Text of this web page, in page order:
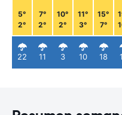
5°
2°
22
7°
2°
11
10°
2°
3
11°
3°
10
15°
7°
18